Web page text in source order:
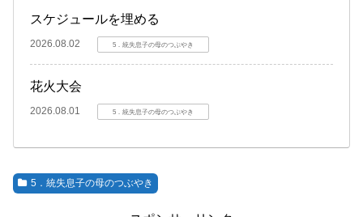
スケジュールを埋める
2026.08.02 5．統失息子の母のつぶやき
花火大会
2026.08.01 5．統失息子の母のつぶやき
5．統失息子の母のつぶやき